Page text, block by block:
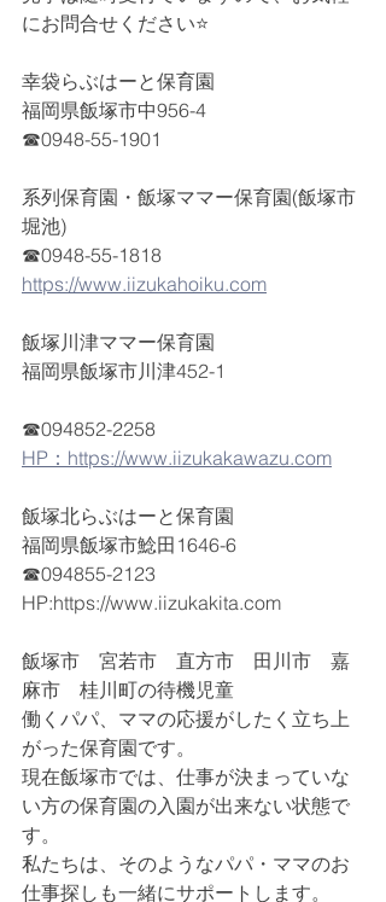
にお問合せください⭐
幸袋らぶはーと保育園
福岡県飯塚市中956-4
☎0948-55-1901
系列保育園・飯塚ママー保育園(飯塚市
堀池)
☎0948-55-1818
https://www.iizukahoiku.com
飯塚川津ママー保育園
福岡県飯塚市川津452-1
☎094852-2258
HP：https://www.iizukakawazu.com
飯塚北らぶはーと保育園
福岡県飯塚市鯰田1646-6
☎094855-2123
HP:https://www.iizukakita.com
飯塚市　宮若市　直方市　田川市　嘉
麻市　桂川町の待機児童
働くパパ、ママの応援がしたく立ち上
がった保育園です。
現在飯塚市では、仕事が決まっていな
い方の保育園の入園が出来ない状態で
す。
私たちは、そのようなパパ・ママのお
仕事探しも一緒にサポートします。